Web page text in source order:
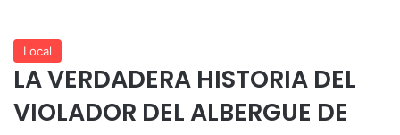
Local
LA VERDADERA HISTORIA DEL
VIOLADOR DEL ALBERGUE DE